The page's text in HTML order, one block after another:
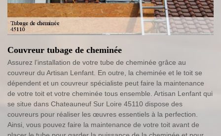
Couvreur tubage de cheminée
Assurez l’installation de votre tube de cheminée grâce au
couvreur du Artisan Lenfant. En outre, la cheminée et le toit se
dépendent et un couvreur spécialiste peut faire la maintenance
de votre toit et votre cheminée tous ensemble. Artisan Lenfant qui
se situe dans Chateauneuf Sur Loire 45110 dispose des
couvreurs pour réaliser les œuvres essentiels à la perfection.
Ainsi, vous pouvez faire la maintenance de votre toit avant de